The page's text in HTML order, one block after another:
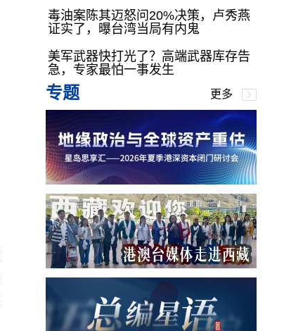
毒油案陈其迈怒问20%决策，卢秀燕
证实了，曝台湾当局有内鬼
美军武器快打光了？高端武器库存告
急，专家最怕一事发生
专题 更多